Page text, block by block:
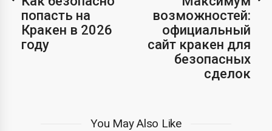
попасть на
Кракен в 2026
году
возможностей:
официальный
сайт кракен для
безопасных
сделок
You May Also Like